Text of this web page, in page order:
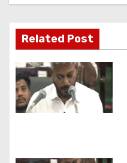
i
g
a
t
i
Related Post